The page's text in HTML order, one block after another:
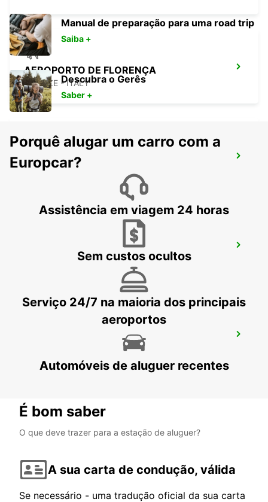
AEROPORTO DE FLORENÇA
FIRENZE - ITALY
FLORENÇA CENTRO DA CIDADE
FIRENZE - ITALY
FLORENÇA NOVOLI
FIRENZE - ITALY
Manual de preparação para uma road trip
Saiba +
Descubra o Gerês
Saber +
Porquê alugar um carro com a
Europcar?
Assistência em viagem 24 horas
Sem custos ocultos
Serviço 24/7 na maioria dos principais
aeroportos
Automóveis de aluguer recentes
É bom saber
O que deve trazer para a estação de aluguer?
A sua carta de condução, válida
Se necessário - uma tradução oficial da sua carta